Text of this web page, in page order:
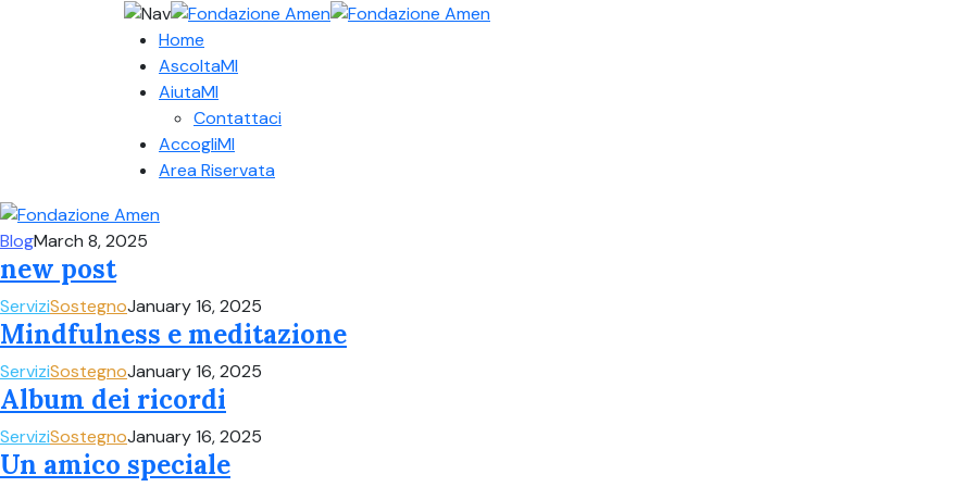
Home
AscoltaMI
AiutaMI
Contattaci
AccogliMI
Area Riservata
BlogMarch 8, 2025
new post
ServiziSostegnoJanuary 16, 2025
Mindfulness e meditazione
ServiziSostegnoJanuary 16, 2025
Album dei ricordi
ServiziSostegnoJanuary 16, 2025
Un amico speciale